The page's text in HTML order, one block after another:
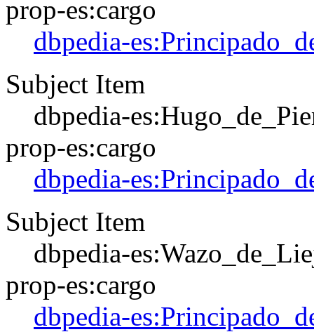
prop-es:cargo
dbpedia-
Subject Item
dbpedia-
prop-es:cargo
dbpedia-
Subject Item
dbpedia-
prop-es:cargo
dbpedia-